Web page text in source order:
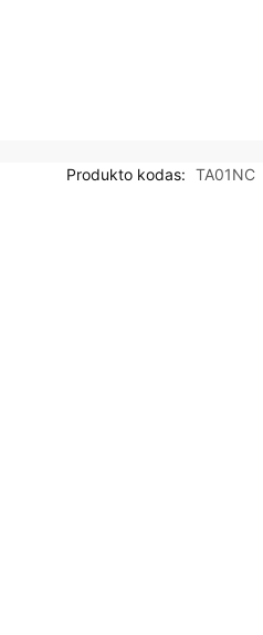
Produkto kodas: TA01NC